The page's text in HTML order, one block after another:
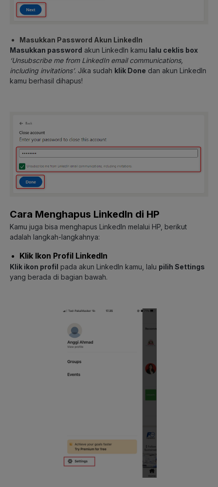
Masukkan Password Akun LinkedIn
Masukkan password akun LinkedIn kamu lalu ceklis box
‘Unsubscribe me from LinkedIn email communications,
including invitations’. Jika sudah klik Done dan akun LinkedIn
kamu berhasil dihapus!
Cara Menghapus LinkedIn di HP
Kamu juga bisa menghapus LinkedIn melalui HP, berikut
adalah langkah-langkahnya:
Klik Ikon Profil LinkedIn
Klik ikon profil pada akun LinkedIn kamu, lalu pilih Settings
yang berada di bagian bawah.